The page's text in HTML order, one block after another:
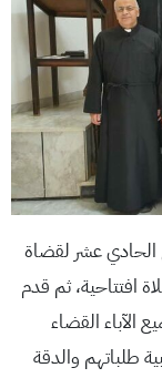
الحادي عشر لقضاة
افتتاحية، ثم قدم
الآباء القضاء
طلباتهم والدقة